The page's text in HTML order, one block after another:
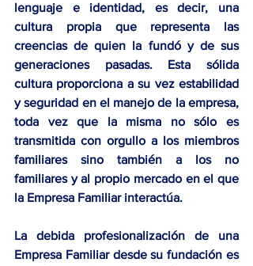
lenguaje e identidad, es decir, una
cultura propia que representa las
creencias de quien la fundó y de sus
generaciones pasadas. Esta sólida
cultura proporciona a su vez estabilidad
y seguridad en el manejo de la empresa,
toda vez que la misma no sólo es
transmitida con orgullo a los miembros
familiares sino también a los no
familiares y al propio mercado en el que
la Empresa Familiar interactúa.
La debida profesionalización de una
Empresa Familiar desde su fundación es